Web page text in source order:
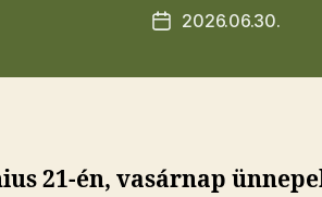
Bejegyzés
2026.06.30.
21-én, vasárnap